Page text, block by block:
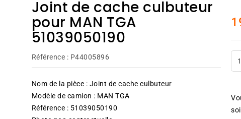
Joint de cache culbuteur
pour MAN TGA
51039050190
Référence : P44005896
Nom de la pièce : Joint de cache culbuteur
Modèle de camion : MAN TGA
Référence : 51039050190